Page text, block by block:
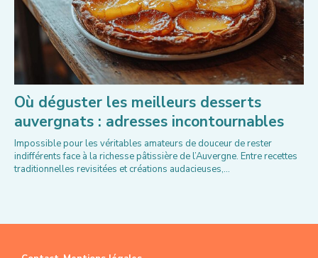
Où déguster les meilleurs desserts
auvergnats : adresses incontournables
Impossible pour les véritables amateurs de douceur de rester
indifférents face à la richesse pâtissière de l’Auvergne. Entre recettes
traditionnelles revisitées et créations audacieuses,...